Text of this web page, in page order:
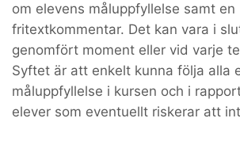
om elevens måluppfyllelse samt en
fritextkommentar. Det kan vara i
genomfört moment eller vid varje
Syftet är att enkelt kunna följa alla
måluppfyllelse i kursen och i
elever som eventuellt riskerar att